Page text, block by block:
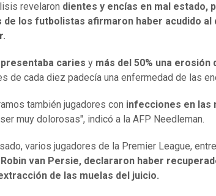
revelaron dientes y encías en mal estado,
de los futbolistas afirmaron haber acudido al
presentaba caries y más del 50% una erosión
de cada diez padecía una enfermedad de las
también jugadores con infecciones en las
muy dolorosas", indicó a la AFP Needleman.
varios jugadores de la Premier League,
Robin van Persie, declararon haber
de las muelas del juicio.